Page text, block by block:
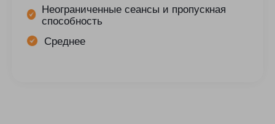
Неограниченные сеансы и пропускная
способность
Среднее